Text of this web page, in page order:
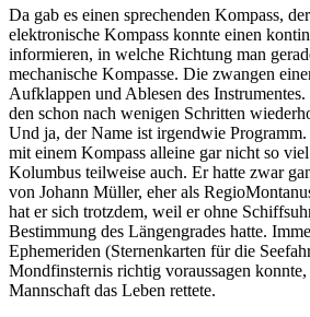
Da gab es einen sprechenden Kompass,
elektronische Kompass konnte einen
informieren, in welche Richtung man
mechanische Kompasse. Die zwangen
Aufklappen und Ablesen des Instrumentes.
den schon nach wenigen Schritten
Und ja, der Name ist irgendwie Programm.
mit einem Kompass alleine gar nicht so
Kolumbus teilweise auch. Er hatte zwar
von Johann Müller, eher als
hat er sich trotzdem, weil er ohne
Bestimmung des Längengrades hatte.
Ephemeriden (Sternenkarten für die
Mondfinsternis richtig voraussagen
Mannschaft das Leben rettete.